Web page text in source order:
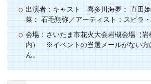
出演者：キャスト 喜多川海夢： 直田
菜： 石毛翔弥／アーティスト：スピラ
会場：さいたま市花火大会岩槻会場（岩
内） ※イベントの当選メールがない方
ん。